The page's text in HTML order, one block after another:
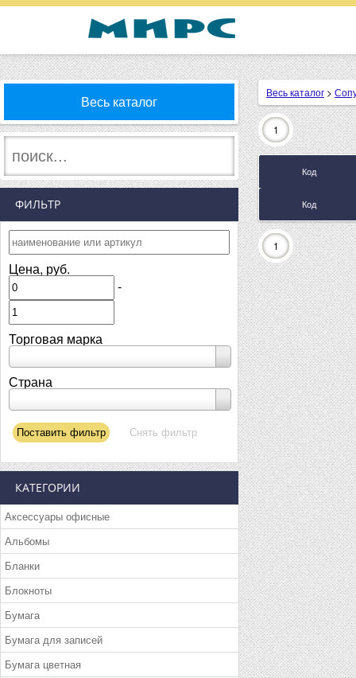
Весь каталог
ФИЛЬТР
Цена, руб.
-
Торговая марка
Страна
КАТЕГОРИИ
Аксессуары офисные
Альбомы
Бланки
Блокноты
Бумага
Бумага для записей
Бумага цветная
Весь каталог >
1
Код
Код
1